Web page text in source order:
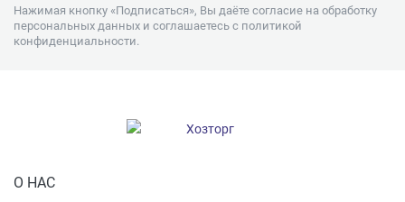
Нажимая кнопку «Подписаться», Вы даёте согласие на обработку
персональных данных и соглашаетесь с политикой
конфиденциальности.
О НАС